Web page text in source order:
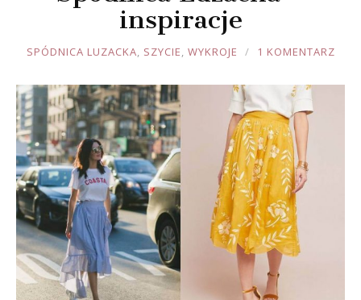
inspiracje
JOULE
SPÓDNICA LUZACKA, SZYCIE, WYKROJE 1 KOMENTARZ